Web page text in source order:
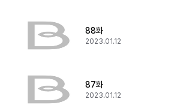
88화
2023.01.12
87화
2023.01.12